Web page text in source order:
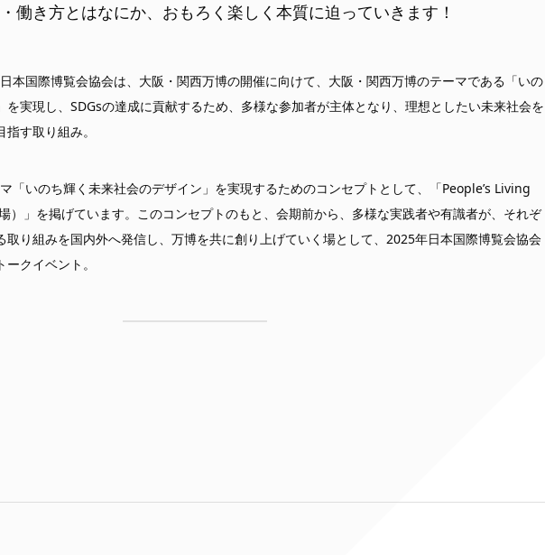
働き方とはなにか、おもろく楽しく本質に迫っていきます！
本国際博覧会協会は、大阪・関西万博の開催に向けて、大阪・関西万博のテーマである「いの
を実現し、SDGsの達成に貢献するため、多様な参加者が主体となり、理想としたい未来社会を
す取り組み。
「いのち輝く未来社会のデザイン」を実現するためのコンセプトとして、「People’s Living
）」を掲げています。このコンセプトのもと、会期前から、多様な実践者や有識者が、それぞ
取り組みを国内外へ発信し、万博を共に創り上げていく場として、2025年日本国際博覧会協会
クイベント。